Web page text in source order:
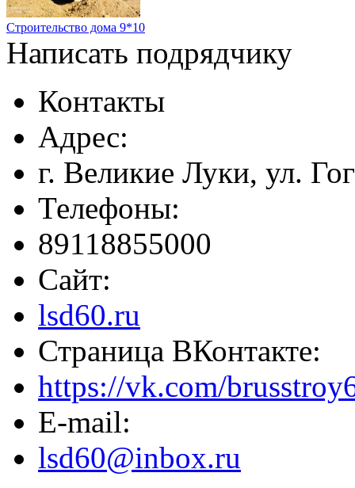
Строительство дома 9*10
Написать подрядчику
Контакты
Адрес:
г. Великие Луки, ул.
Телефоны:
89118855000
Сайт:
lsd60.ru
Страница ВКонтакте:
https://vk.com/
E-mail:
lsd60@inbox.ru